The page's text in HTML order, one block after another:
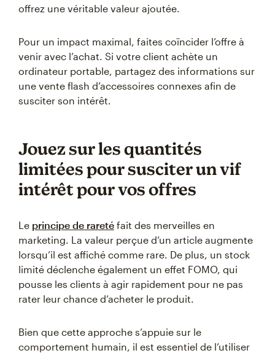
offrez une véritable valeur ajoutée.
Pour un impact maximal, faites coïncider l’offre à
venir avec l’achat. Si votre client achète un
ordinateur portable, partagez des informations sur
une vente flash d’accessoires connexes afin de
susciter son intérêt.
Jouez sur les quantités
limitées pour susciter un vif
intérêt pour vos offres
Le principe de rareté fait des merveilles en
marketing. La valeur perçue d’un article augmente
lorsqu’il est affiché comme rare. De plus, un stock
limité déclenche également un effet FOMO, qui
pousse les clients à agir rapidement pour ne pas
rater leur chance d’acheter le produit.
Bien que cette approche s’appuie sur le
comportement humain, il est essentiel de l’utiliser